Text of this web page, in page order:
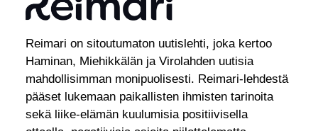
Reimari on sitoutumaton uutislehti, joka kertoo
Haminan, Miehikkälän ja Virolahden uutisia
mahdollisimman monipuolisesti. Reimari-lehdestä
pääset lukemaan paikallisten ihmisten tarinoita
sekä liike-elämän kuulumisia positiivisella